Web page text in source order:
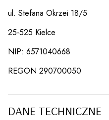
ul. Stefana Okrzei 18/5
25-525 Kielce
NIP: 6571040668
REGON 290700050
DANE TECHNICZNE